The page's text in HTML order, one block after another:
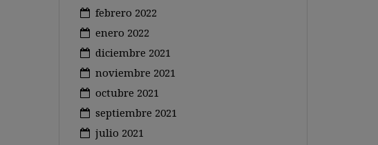
febrero 2022
enero 2022
diciembre 2021
noviembre 2021
octubre 2021
septiembre 2021
julio 2021